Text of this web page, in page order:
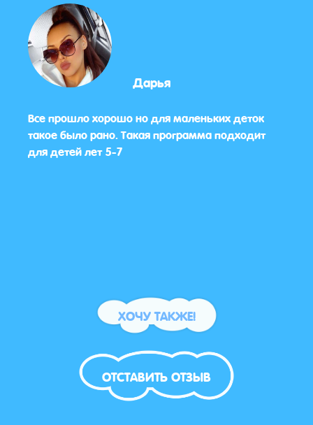
Дарья
Все прошло хорошо но для маленьких деток
такое было рано. Такая программа подходит
для детей лет 5-7
ХОЧУ ТАКЖЕ!
ОТСТАВИТЬ ОТЗЫВ